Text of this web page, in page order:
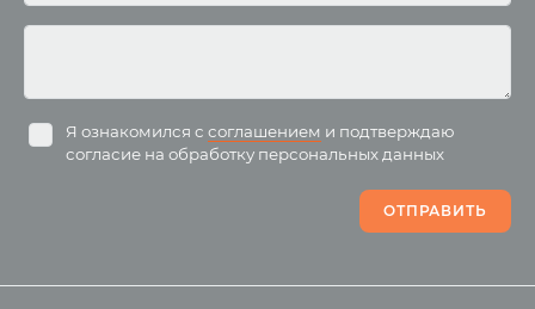
Курсы преподавателей
Занятия
Христианство
Притчи
Электронные
Цитаты
Я ознакомился ссоглашением и подтверждаю
согласие на обработку персональных данных
ОТПРАВИТЬ